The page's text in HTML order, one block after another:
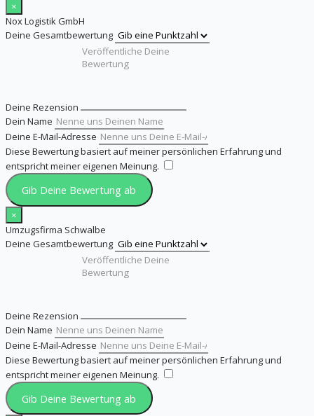
×
Nox Logistik GmbH
Deine Gesamtbewertung
Deine Rezension
Dein Name
Deine E-Mail-Adresse
Diese Bewertung basiert auf meiner persönlichen Erfahrung und
entspricht meiner eigenen Meinung.
Gib Deine Bewertung ab
×
Umzugsfirma Schwalbe
Deine Gesamtbewertung
Deine Rezension
Dein Name
Deine E-Mail-Adresse
Diese Bewertung basiert auf meiner persönlichen Erfahrung und
entspricht meiner eigenen Meinung.
Gib Deine Bewertung ab